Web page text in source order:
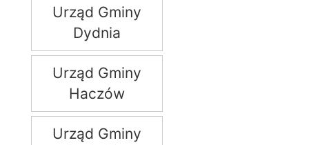
Urząd Gminy
Dydnia
Urząd Gminy
Haczów
Urząd Gminy